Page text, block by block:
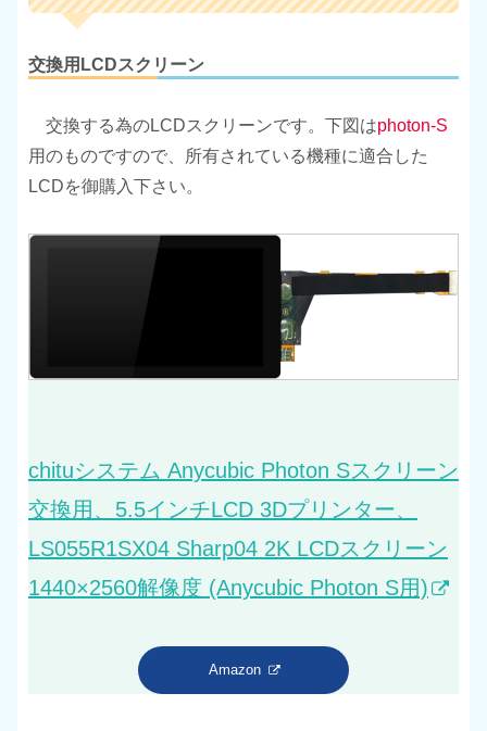
交換用LCDスクリーン
交換する為のLCDスクリーンです。下図はphoton-S
用のものですので、所有されている機種に適合した
LCDを御購入下さい。
chituシステム Anycubic Photon Sスクリーン
交換用、5.5インチLCD 3Dプリンター、
LS055R1SX04 Sharp04 2K LCDスクリーン
1440×2560解像度 (Anycubic Photon S用)
Amazon